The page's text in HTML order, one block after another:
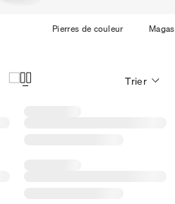
Pierres de couleur
Trier